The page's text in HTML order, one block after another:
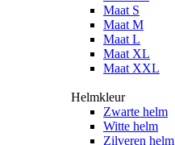
Maat S
Maat M
Maat L
Maat XL
Maat XXL
Helmkleur
Zwarte helm
Witte helm
Zilveren helm